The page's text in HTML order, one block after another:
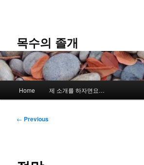
content목수의 졸개
Home 제 소개를 하자면요…
Post
← Previous